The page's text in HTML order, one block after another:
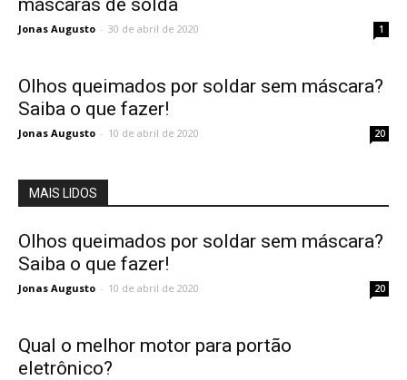
máscaras de solda
Jonas Augusto - 30 de abril de 2020 1
Olhos queimados por soldar sem máscara?
Saiba o que fazer!
Jonas Augusto - 10 de abril de 2020 20
MAIS LIDOS
Olhos queimados por soldar sem máscara?
Saiba o que fazer!
Jonas Augusto - 10 de abril de 2020 20
Qual o melhor motor para portão
eletrônico?